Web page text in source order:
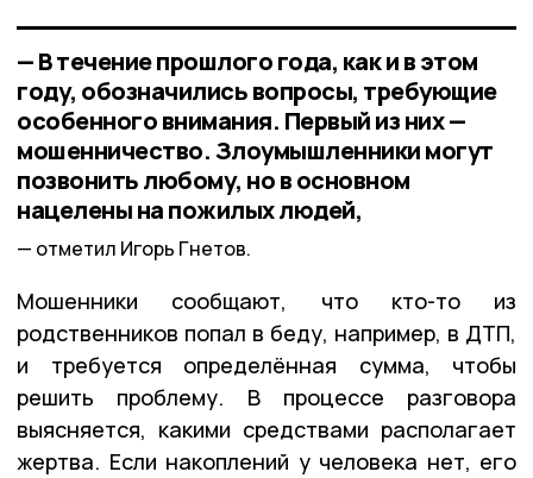
— В течение прошлого года, как и в этом
году, обозначились вопросы, требующие
особенного внимания. Первый из них —
мошенничество. Злоумышленники могут
позвонить любому, но в основном
нацелены на пожилых людей,
отметил Игорь Гнетов.
Мошенники сообщают, что кто-то из
родственников попал в беду, например, в ДТП,
и требуется определённая сумма, чтобы
решить проблему. В процессе разговора
выясняется, какими средствами располагает
жертва. Если накоплений у человека нет, его